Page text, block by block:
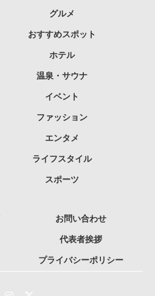
グルメ
おすすめスポット
ホテル
温泉・サウナ
イベント
ファッション
エンタメ
ライフスタイル
スポーツ
お問い合わせ
代表者挨拶
プライバシーポリシー